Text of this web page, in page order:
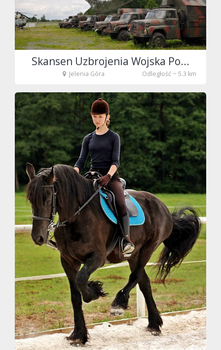
fot. Tenet
Skansen Uzbrojenia Wojska Po...
Jelenia Góra Odległość ~ 5.3 km
fot. Tenet